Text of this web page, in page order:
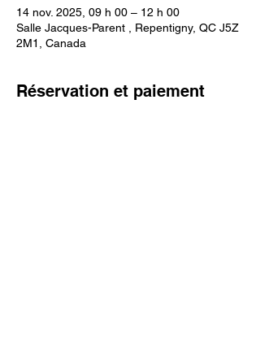
14 nov. 2025, 09 h 00 – 12 h 00
Salle Jacques-Parent , Repentigny, QC J5Z
2M1, Canada
Réservation et paiement